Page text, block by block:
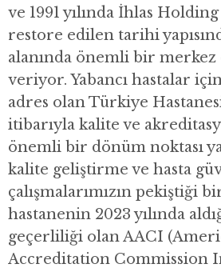
ve 1991 yılında İhlas
restore edilen tarihi
alanında önemli bir
veriyor. Yabancı hastalar
adres olan Türkiye
itibarıyla kalite ve
önemli bir dönüm noktası
kalite geliştirme ve hasta
çalışmalarımızın pekiştiği
hastanenin 2023 yılında
geçerliliği olan AACI
Accreditation Commission